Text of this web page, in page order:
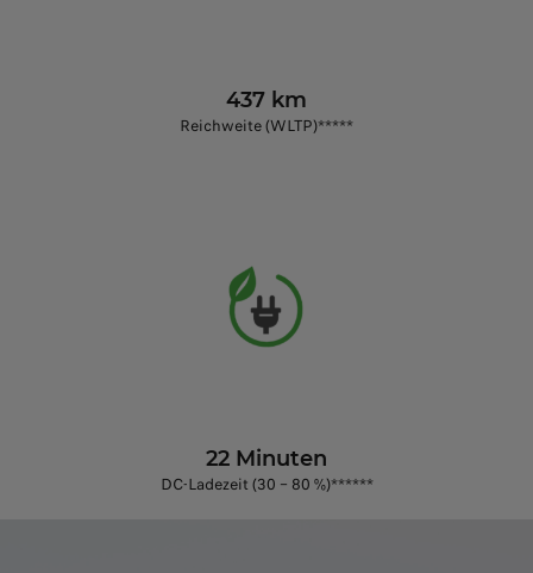
437 km
Reichweite (WLTP)*****
22 Minuten
DC-Ladezeit (30 – 80 %)******